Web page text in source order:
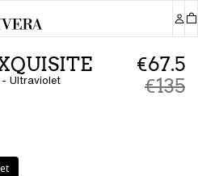
- Ultraviolet
€67.5
€135